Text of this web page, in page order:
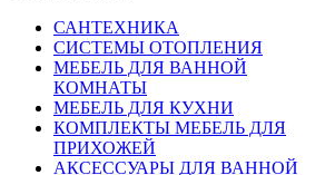
САНТЕХНИКА
СИСТЕМЫ ОТОПЛЕНИЯ
МЕБЕЛЬ ДЛЯ ВАННОЙ
КОМНАТЫ
МЕБЕЛЬ ДЛЯ КУХНИ
КОМПЛЕКТЫ МЕБЕЛЬ ДЛЯ
ПРИХОЖЕЙ
АКСЕССУАРЫ ДЛЯ ВАННОЙ